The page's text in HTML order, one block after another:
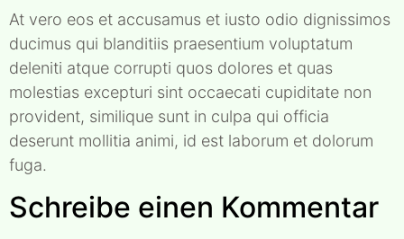
At vero eos et accusamus et iusto odio dignissimos
ducimus qui blanditiis praesentium voluptatum
deleniti atque corrupti quos dolores et quas
molestias excepturi sint occaecati cupiditate non
provident, similique sunt in culpa qui officia
deserunt mollitia animi, id est laborum et dolorum
fuga.
Schreibe einen Kommentar